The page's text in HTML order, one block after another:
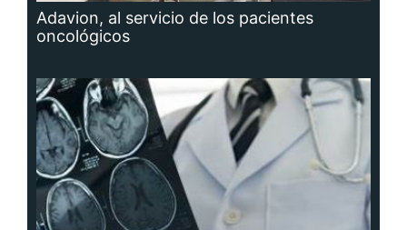
Adavion, al servicio de los pacientes
oncológicos